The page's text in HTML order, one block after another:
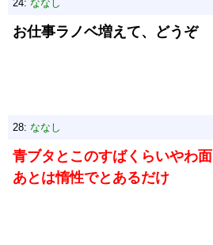
24: ななし
お仕事ラノベ増えて、どうぞ
28: ななし
青ブタとこのすばくらいやわ
あとは惰性でとあるだけ